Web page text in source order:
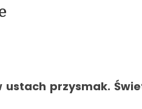
przysmak.